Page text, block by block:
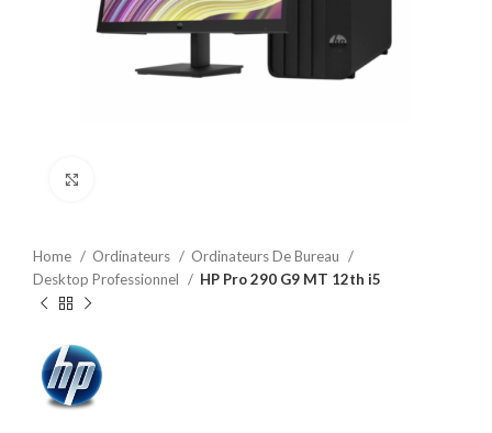
Home Ordinateurs
Ordinateurs De Bureau
Desktop Professionnel
HP Pro 290 G9 MT 12th i5